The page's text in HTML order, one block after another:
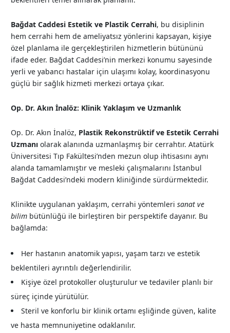
Bağdat Caddesi Estetik ve Plastik Cerrahi, bu disiplinin
hem cerrahi hem de ameliyatsız yönlerini kapsayan, kişiye
özel planlama ile gerçekleştirilen hizmetlerin bütününü
ifade eder. Bağdat Caddesi’nin merkezi konumu sayesinde
yerli ve yabancı hastalar için ulaşımı kolay, koordinasyonu
güçlü bir sağlık hizmeti merkezi ortaya çıkar.
Op. Dr. Akın İnalöz: Klinik Yaklaşım ve Uzmanlık
Op. Dr. Akın İnalöz, Plastik Rekonstrüktif ve Estetik Cerrahi
Uzmanıolarak alanında uzmanlaşmış bir cerrahtır. Atatürk
Üniversitesi Tıp Fakültesi’nden mezun olup ihtisasını aynı
alanda tamamlamıştır ve mesleki çalışmalarını İstanbul
Bağdat Caddesi’ndeki modern kliniğinde sürdürmektedir.
Klinikte uygulanan yaklaşım, cerrahi yöntemleri sanat ve
bilimbütünlüğü ile birleştiren bir perspektife dayanır. Bu
bağlamda:
Her hastanın anatomik yapısı, yaşam tarzı ve estetik
beklentileri ayrıntılı değerlendirilir.
Kişiye özel protokoller oluşturulur ve tedaviler planlı bir
süreç içinde yürütülür.
Steril ve konforlu bir klinik ortamı eşliğinde güven, kalite
ve hasta memnuniyetine odaklanılır.